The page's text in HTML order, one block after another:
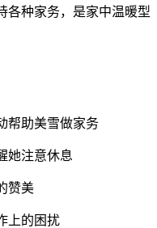
各种家务，是家中温暖型
帮助美雪做家务
她注意休息
赞美
上的困扰